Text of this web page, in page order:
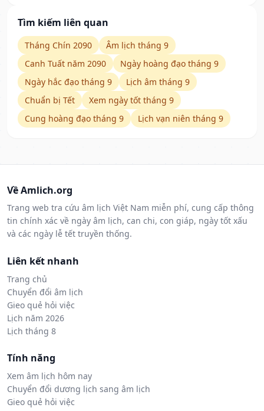
Tìm kiếm liên quan
Tháng Chín 2090
Âm lịch tháng 9
Canh Tuất năm 2090
Ngày hoàng đạo tháng 9
Ngày hắc đạo tháng 9
Lịch âm tháng 9
Chuẩn bị Tết
Xem ngày tốt tháng 9
Cung hoàng đạo tháng 9
Lịch vạn niên tháng 9
Về Amlich.org
Trang web tra cứu âm lịch Việt Nam miễn phí, cung cấp thông
tin chính xác về ngày âm lịch, can chi, con giáp, ngày tốt xấu
và các ngày lễ tết truyền thống.
Liên kết nhanh
Trang chủ
Chuyển đổi âm lịch
Gieo quẻ hỏi việc
Lịch năm 2026
Lịch tháng 8
Tính năng
Xem âm lịch hôm nay
Chuyển đổi dương lịch sang âm lịch
Gieo quẻ hỏi việc